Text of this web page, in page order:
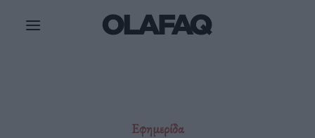
Εφημερίδα